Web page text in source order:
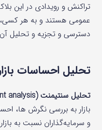
تراکنش و رویدادی در این
عمومی هستند و به هر کسی،
دسترسی و تجزیه و تحلیل
تحلیل احساسات
تحلیل سنتیمنت (sentiment analysis)
بازار به بررسی نگرش‌ ها،
و سرمایه‌گذاران نسبت به